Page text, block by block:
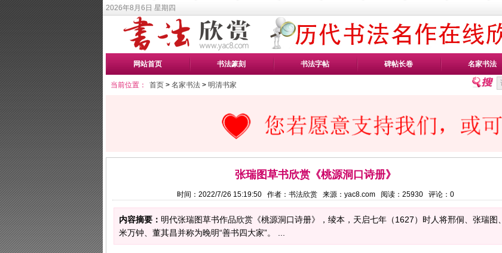
2026年8月6日 星期四
网站首页 书法篆刻 书法字帖 碑帖长卷 名家书法
当前位置： 首页 > 名家书法 > 明清书家
张瑞图草书欣赏《桃源洞口诗册》
时间：2022/7/26 15:19:50 作者：书法欣赏 来源：yac8.com 阅读： 25930 评论： 0
内容摘要： 明代张瑞图草书作品欣赏《桃源洞口诗册》，绫本，天启七年（1627）时人将邢侗、张瑞图、
米万钟、董其昌并称为晚明“善书四大家”。 ...